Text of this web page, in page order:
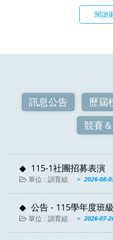
閱讀
訊息公告 歷屆
競賽
115-1社團招募表演
單位 : 訓育組 2026-08-
公告 - 115學年度班
法 單位 : 訓育組 2026-07-